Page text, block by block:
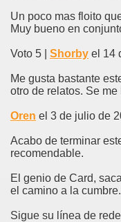
Un poco mas floito
Muy bueno en
Voto 5 | Shorby el 14
Me gusta bastante
otro de relatos. Se
Oren el 3 de julio de
Acabo de terminar
recomendable.
El genio de Card,
el camino a la cumbre.
Sigue su línea de